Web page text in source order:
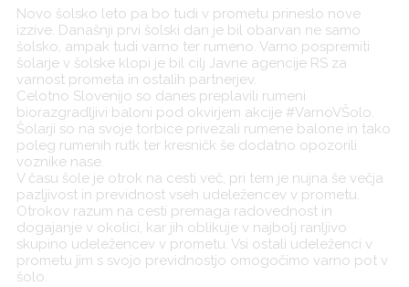
Novo šolsko leto pa bo tudi v prometu prineslo nove
izzive. Današnji prvi šolski dan je bil obarvan ne samo
šolsko, ampak tudi varno ter rumeno. Varno pospremiti
šolarje v šolske klopi je bil cilj Javne agencije RS za
varnost prometa in ostalih partnerjev.
Celotno Slovenijo so danes preplavili rumeni
biorazgradljivi baloni pod okvirjem akcije #VarnoVŠolo.
Šolarji so na svoje torbice privezali rumene balone in tako
poleg rumenih rutk ter kresničk še dodatno opozorili
voznike nase.
V času šole je otrok na cesti več, pri tem je nujna še večja
pazljivost in previdnost vseh udeležencev v prometu.
Otrokov razum na cesti premaga radovednost in
dogajanje v okolici, kar jih oblikuje v najbolj ranljivo
skupino udeležencev v prometu. Vsi ostali udeleženci v
prometu jim s svojo previdnostjo omogočimo varno pot v
šolo.